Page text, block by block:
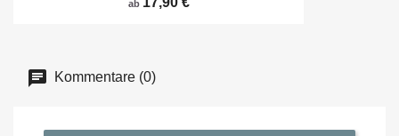
ab
Kommentare (0)